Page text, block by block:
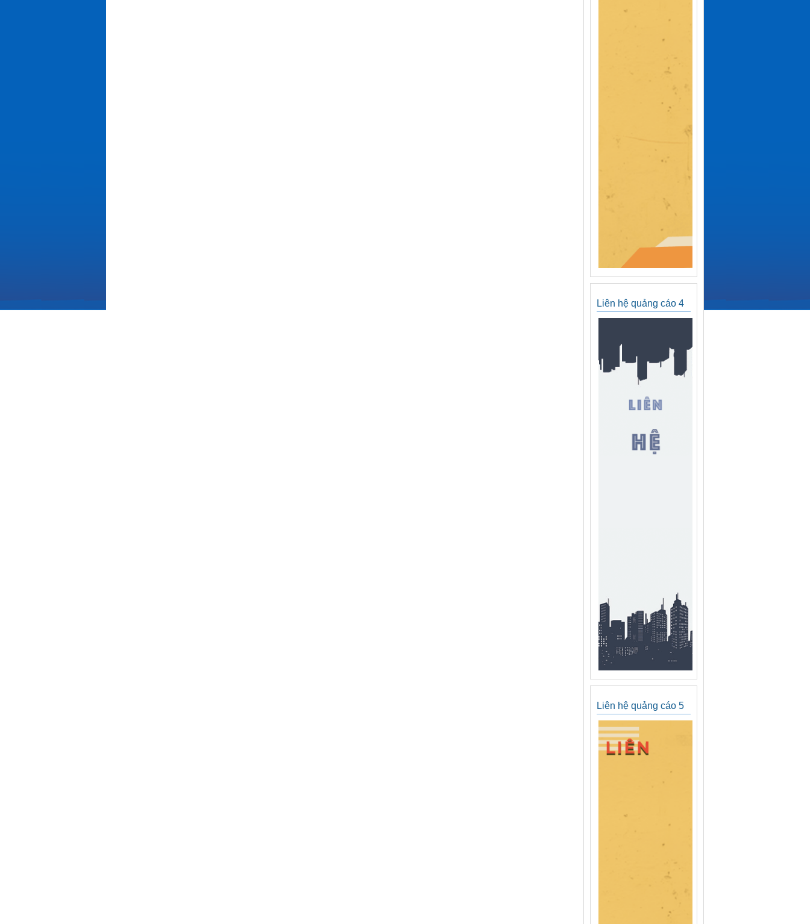
Liên hệ quảng cáo 4
Liên hệ quảng cáo 5